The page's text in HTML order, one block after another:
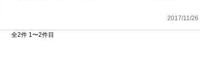
2017/11/26
全2件 1〜2件目